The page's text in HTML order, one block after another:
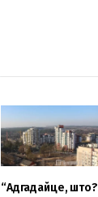
“Адгадайце, што?